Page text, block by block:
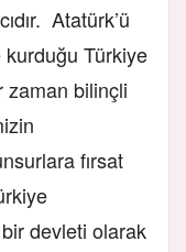
​Atatürk’ü
Türkiye
zaman bilinçli
fırsat
devleti olarak